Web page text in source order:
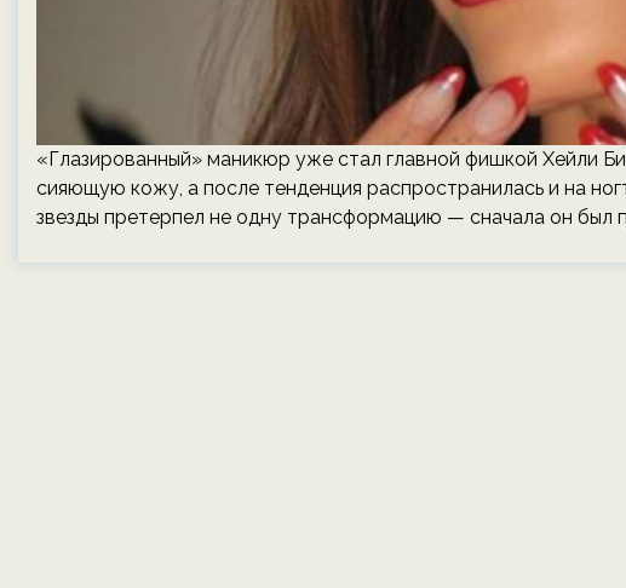
«Глазированный» маникюр уже стал главной фишкой Хейли
сияющую кожу, а после тенденция распространилась и на
звезды претерпел не одну трансформацию — сначала он был